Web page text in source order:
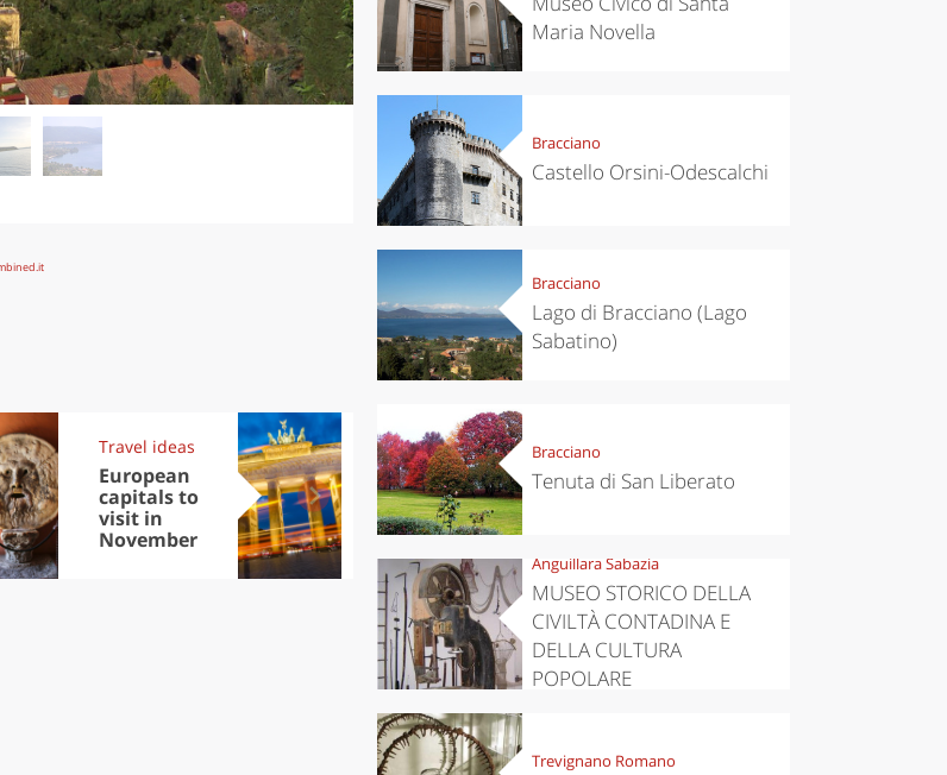
Travel ideas
European
capitals to
visit in
November
Experiences
Let’s take a
trip to
Scopello to
discover the
tonnara
Autumn in
Trentino:
Ciuìga
Maria Novella
Bracciano
Castello Orsini-Odescalchi
Bracciano
Lago di Bracciano (Lago
Sabatino)
Bracciano
Tenuta di San Liberato
Anguillara Sabazia
MUSEO STORICO DELLA
CIVILTÀ CONTADINA E
DELLA CULTURA
POPOLARE
Trevignano Romano